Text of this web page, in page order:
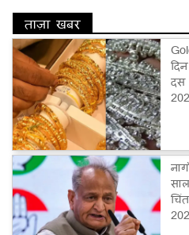
ताज़ा खबर
दस